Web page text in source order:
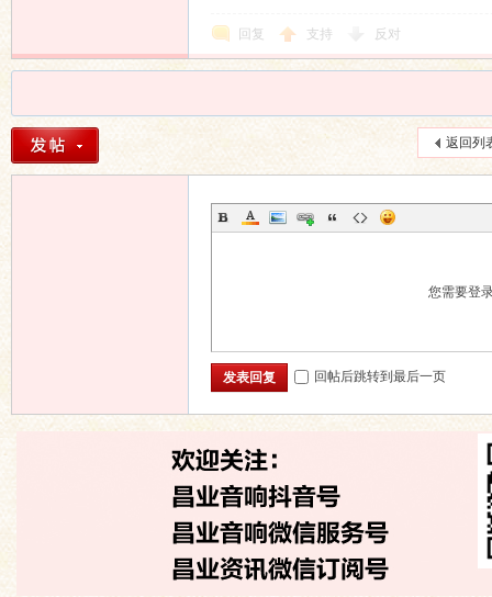
回复 支持 反对
返回列
您需要登
发表回复 回帖后跳转到最后一页